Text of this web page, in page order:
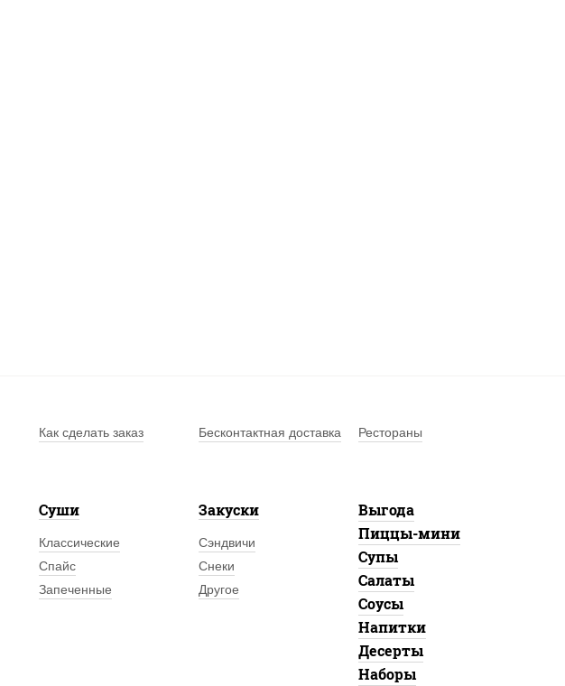
Как сделать заказ Бесконтактная доставка
Рестораны
Суши
Классические
Спайс
Запеченные
Закуски
Сэндвичи
Снеки
Другое
Выгода
Пиццы-мини
Супы
Салаты
Соусы
Напитки
Десерты
Наборы